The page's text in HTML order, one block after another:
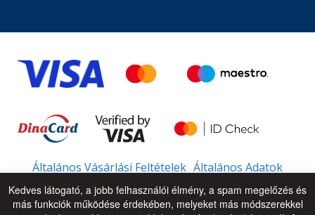
Általános Vásárlási Feltételek Általános Adatok
Kedves látogató, a jobb felhasználói élmény, a spam megelőzés és
más funkciók működése érdekében, melyeket más módszerekkel